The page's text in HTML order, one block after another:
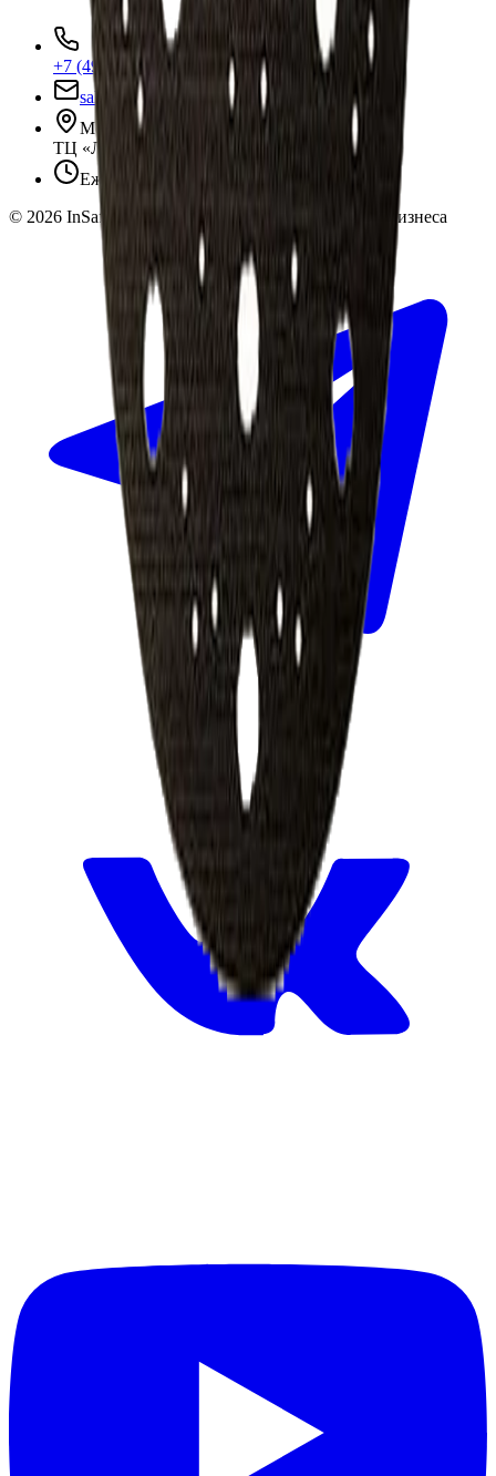
+7 (495) 135-35-99
sales@insafe.ru
Москва, Люблинская ул., 153.
ТЦ «Люблю Молл», -1 уровень
Ежедневно 10:00 — 19:00
© 2026 InSafe.ru — Товары и технологии для автобизнеса